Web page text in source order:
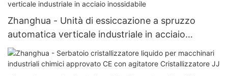
Zhanghua - Unità di essiccazione a spruzzo
automatica verticale industriale in acciaio
inossidabile